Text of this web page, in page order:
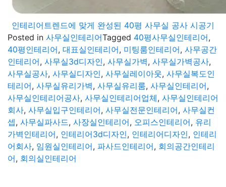
인테리어트렌드에 맞게 완성된 40평 사무실 공사 시공기
Posted in 사무실인테리어Tagged 40평사무실인테리어,
40평인테리어, 대표실인테리어, 미팅룸인테리어, 사무공간
인테리어, 사무실3d디자인, 사무실가벽, 사무실가벽공사,
사무실공사, 사무실디자인, 사무실레이아웃, 사무실복도인
테리어, 사무실유리가벽, 사무실유리룸, 사무실인테리어,
사무실인테리어공사, 사무실인테리어업체, 사무실인테리어
회사, 사무실입구인테리어, 사무실전문인테리어, 사무실컨
셉, 사무실파사드, 사장실인테리어, 오피스인테리어, 유리
가벽인테리어, 인테리어3d디자인, 인테리어디자인, 인테리
어회사, 임원실인테리어, 파사드인테리어, 회의공간인테리
어, 회의실인테리어